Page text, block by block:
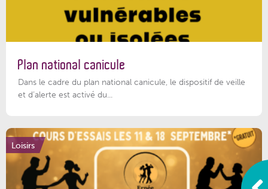
Plan national canicule
Dans le cadre du plan national canicule, le dispositif de veille
et d’alerte est activé du...
Loisirs